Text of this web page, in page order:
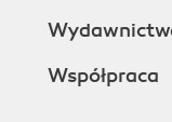
Współpraca